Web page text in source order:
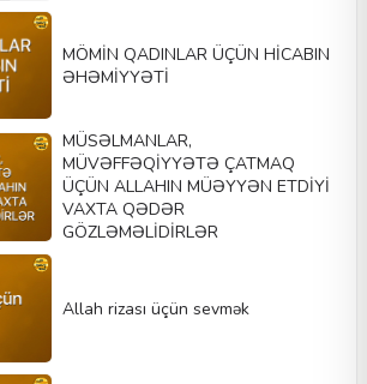
MÖMİN QADINLAR ÜÇÜN HİCABIN
ƏHƏMİYYƏTİ
MÜSƏLMANLAR,
MÜVƏFFƏQİYYƏTƏ ÇATMAQ
ÜÇÜN ALLAHIN MÜƏYYƏN ETDİYİ
VAXTA QƏDƏR
GÖZLƏMƏLİDİRLƏR
Allah rizası üçün sevmək